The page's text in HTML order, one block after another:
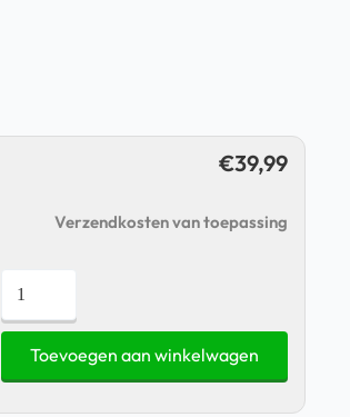
€39,99
Verzendkosten van toepassing
Gecko
Covers
Keyboard
Toevoegen aan winkelwagen